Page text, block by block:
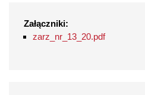
Załączniki:
zarz_nr_13_20.pdf